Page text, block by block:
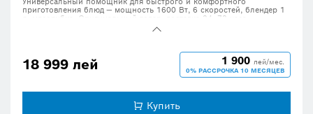
приготовления блюд — мощность 1600 Вт, 6 скоростей, блендер 1
л, мясорубка. Оригинальный товар, доставка 24–72 часа.
18 999 лей 1 900 лей/мес.
0% РАССРОЧКА 10 МЕСЯЦЕВ
Купить